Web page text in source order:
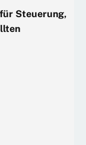
Steuerung,